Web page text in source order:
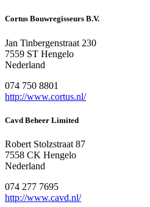
Cortus Bouwregisseurs B.V.
Jan Tinbergenstraat 230
7559 ST Hengelo
Nederland
074 750 8801
http://www.cortus.nl/
Cavd Beheer Limited
Robert Stolzstraat 87
7558 CK Hengelo
Nederland
074 277 7695
http://www.cavd.nl/